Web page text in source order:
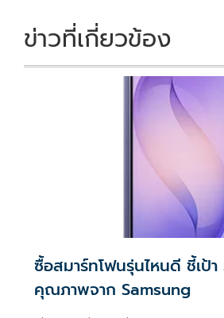
k k
ข่าวที่เกี่ยวข้อง
ซื้อสมาร์ทโฟนรุ่นไหนดี ชี้เป้
คุณภาพจาก Samsung